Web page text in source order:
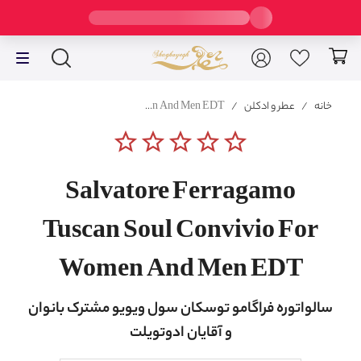
خانه / عطر و ادکلن /
Salvatore Ferragamo Tuscan Soul Convivio For Women And Men EDT
star_borderstar_borderstar_borderstar_borderstar_border
Salvatore Ferragamo
Tuscan Soul Convivio For
Women And Men EDT
سالواتوره فراگاموتوسکان سول ویویومشترک بانوان
و آقایان ادوتویلت